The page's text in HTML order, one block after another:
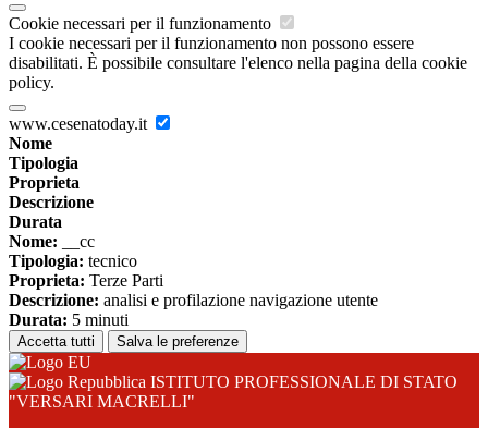
Cookie necessari per il funzionamento
I cookie necessari per il funzionamento non possono essere
disabilitati. È possibile consultare l'elenco nella pagina della cookie
policy.
www.cesenatoday.it
Nome
Tipologia
Proprieta
Descrizione
Durata
Nome: __cc
Tipologia: tecnico
Proprieta: Terze Parti
Descrizione: analisi e profilazione navigazione utente
Durata: 5 minuti
Accetta tutti Salva le preferenze
ISTITUTO PROFESSIONALE DI STATO
"VERSARI MACRELLI"